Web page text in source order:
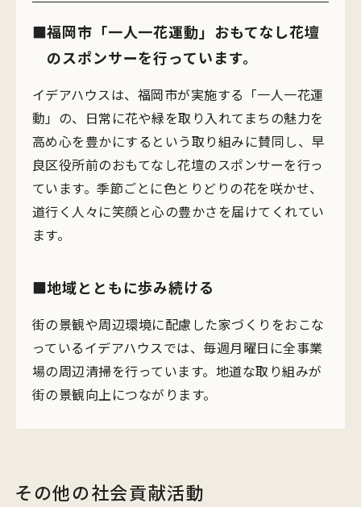
福岡市「一人一花運動」おもてなし花壇
のスポンサーを行っています。
イデアハウスは、福岡市が実施する「一人一花運
動」の、日常に花や緑を取り入れてまちの魅力を
高め心を豊かにするという取り組みに賛同し、早
良区役所前のおもてなし花壇のスポンサーを行っ
ています。季節ごとに色とりどりの花を咲かせ、
道行く人々に笑顔と心の豊かさを届けてくれてい
ます。
地域とともに歩み続ける
街の景観や周辺環境に配慮した家づくりをおこな
っているイデアハウスでは、毎週月曜日に全事業
場の周辺清掃を行っています。地道な取り組みが
街の景観向上につながります。
その他の社会貢献活動